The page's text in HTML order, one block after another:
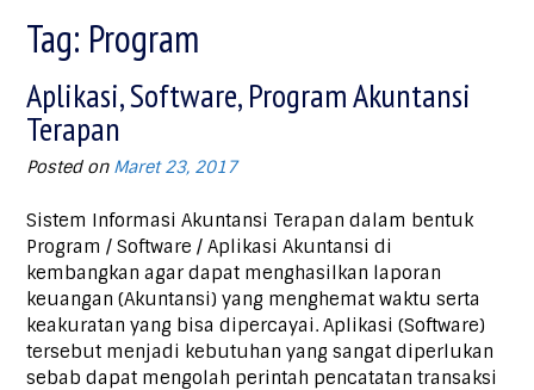
Tag: Program
Aplikasi, Software, Program Akuntansi
Terapan
Posted on Maret 23, 2017
Sistem Informasi Akuntansi Terapan dalam bentuk
Program / Software / Aplikasi Akuntansi di
kembangkan agar dapat menghasilkan laporan
keuangan (Akuntansi) yang menghemat waktu serta
keakuratan yang bisa dipercayai. Aplikasi (Software)
tersebut menjadi kebutuhan yang sangat diperlukan
sebab dapat mengolah perintah pencatatan transaksi